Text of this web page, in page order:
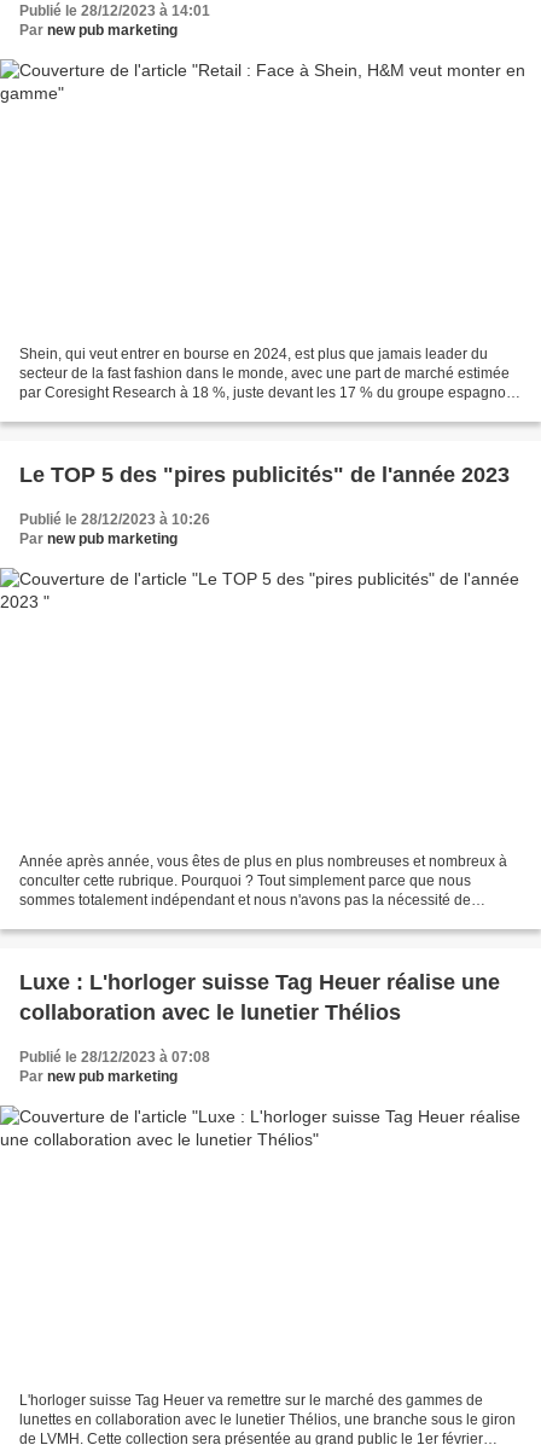
Publié le 28/12/2023 à 14:01
Par new pub marketing
Shein, qui veut entrer en bourse en 2024, est plus que jamais leader du
secteur de la fast fashion dans le monde, avec une part de marché estimée
par Coresight Research à 18 %, juste devant les 17 % du groupe espagnol
Le TOP 5 des "pires publicités" de l'année 2023
Publié le 28/12/2023 à 10:26
Par new pub marketing
Année après année, vous êtes de plus en plus nombreuses et nombreux à
conculter cette rubrique. Pourquoi ? Tout simplement parce que nous
sommes totalement indépendant et nous n'avons pas la nécessité de
Luxe : L'horloger suisse Tag Heuer réalise une
collaboration avec le lunetier Thélios
Publié le 28/12/2023 à 07:08
Par new pub marketing
L'horloger suisse Tag Heuer va remettre sur le marché des gammes de
lunettes en collaboration avec le lunetier Thélios, une branche sous le giron
de LVMH. Cette collection sera présentée au grand public le 1er février